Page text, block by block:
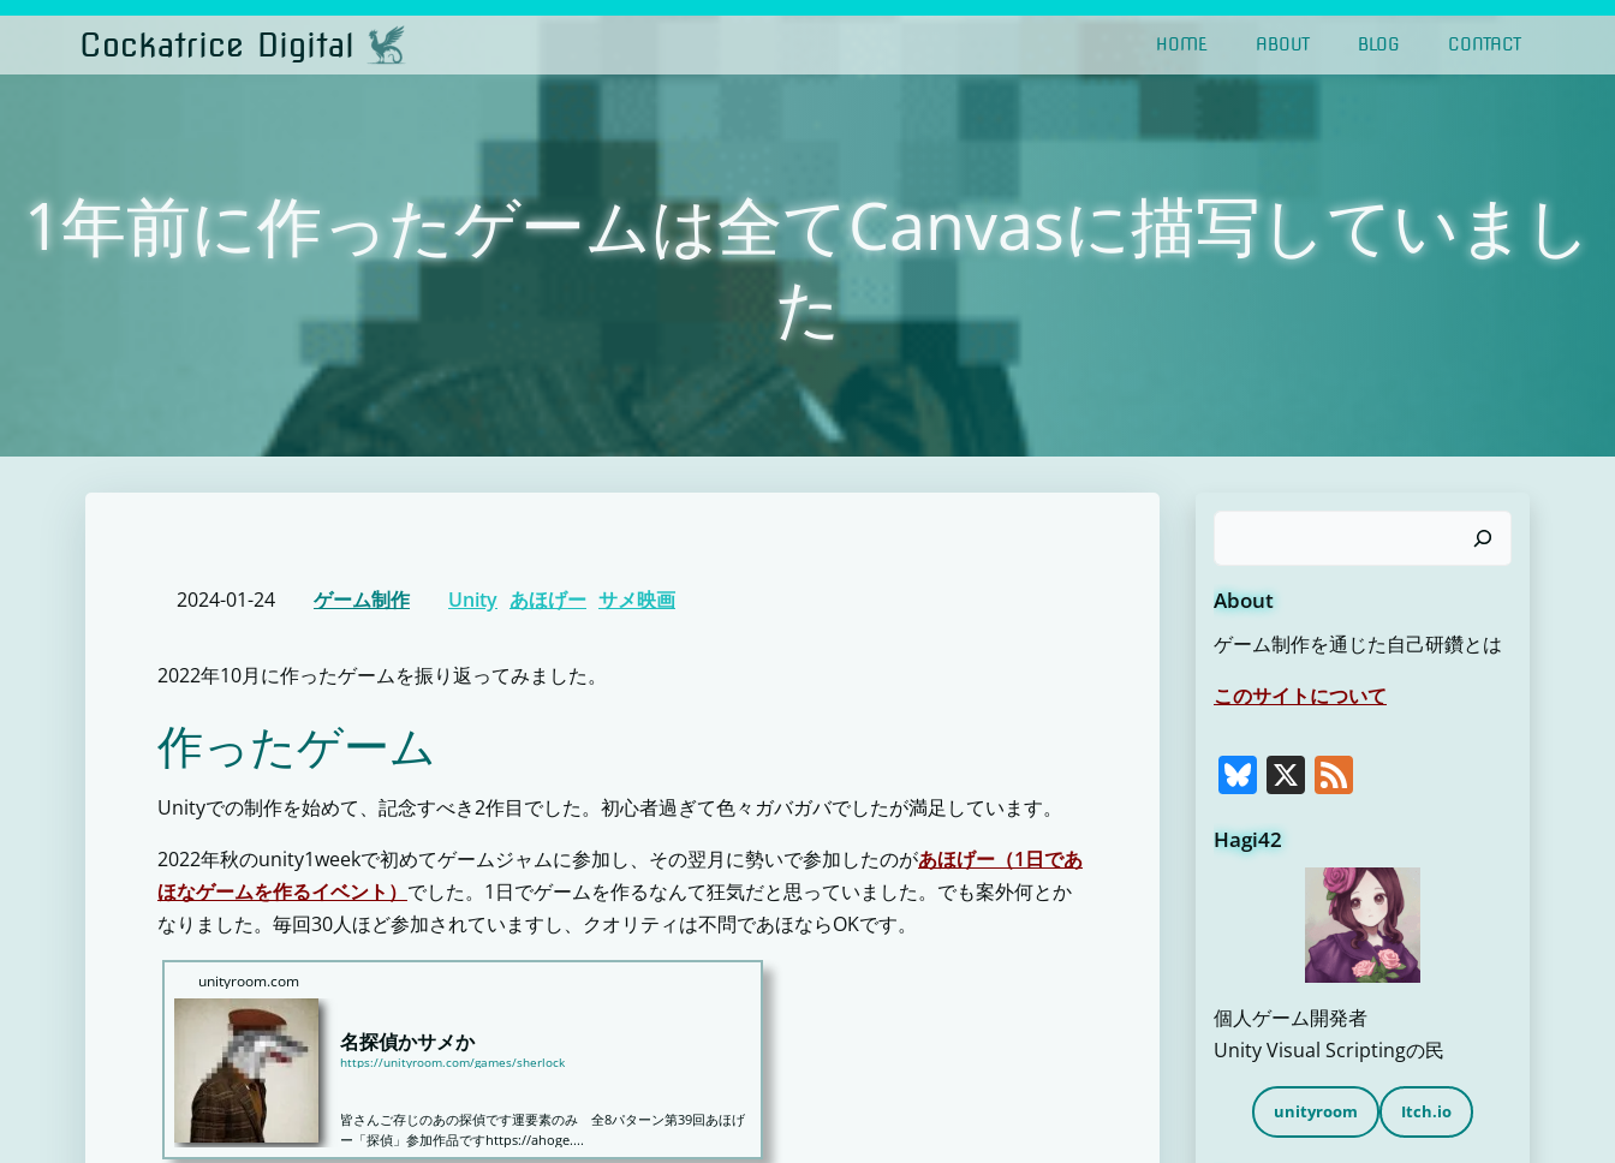
Cockatrice Digital HOME ABOUT BLOG CONTACT
1年前に作ったゲームは全てCanvasに描写していまし
た
2024-01-24 ゲーム制作 Unity あほげー サメ映画
2022年10月に作ったゲームを振り返ってみました。
作ったゲーム
Unityでの制作を始めて、記念すべき2作目でした。初心者過ぎて色々ガバガバでしたが満足しています。
2022年秋のunity1weekで初めてゲームジャムに参加し、その翌月に勢いで参加したのがあほげー（1日であ
ほなゲームを作るイベント） でした。1日でゲームを作るなんて狂気だと思っていました。でも案外何とか
なりました。毎回30人ほど参加されていますし、クオリティは不問であほならOKです。
unityroom.com
名探偵かサメか
https://unityroom.com/games/sherlock
皆さんご存じのあの探偵です運要素のみ 全8パターン第39回あほげ
ー「探偵」参加作品ですhttps://ahoge....
About
ゲーム制作を通じた自己研鑽とは
このサイトについて
Bluesky
X
Hagi42
個人ゲーム開発者
Unity Visual Scriptingの民
unityroom Itch.io